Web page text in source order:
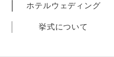
ホテルウェディング
挙式について